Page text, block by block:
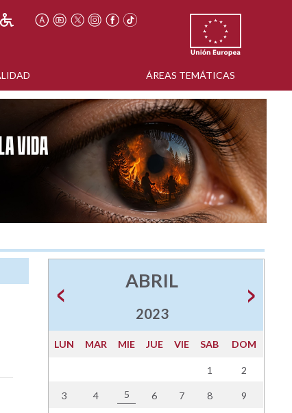
ÁREAS TEMÁTICAS
ABRIL
2023
LUN MAR MIE JUE VIE SAB DOM
1 2
3 4 5 6 7 8 9